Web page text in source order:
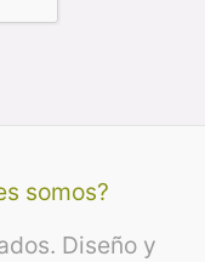
somos?
Diseño y